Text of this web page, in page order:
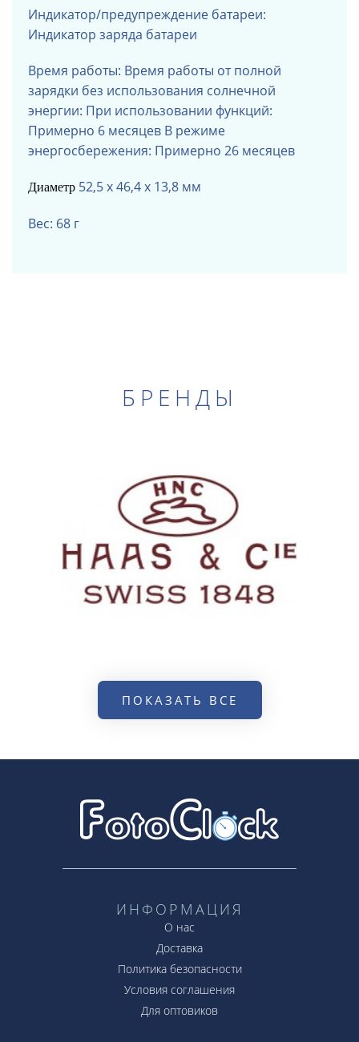
Индикатор/предупреждение батареи:
Индикатор заряда батареи
Время работы: Время работы от полной
зарядки без использования солнечной
энергии: При использовании функций:
Примерно 6 месяцев В режиме
энергосбережения: Примерно 26 месяцев
Диаметр 52,5 x 46,4 x 13,8 мм
Вес: 68 г
БРЕНДЫ
ПОКАЗАТЬ ВСЕ
ИНФОРМАЦИЯ
О нас
Доставка
Политика безопасности
Условия соглашения
Для оптовиков